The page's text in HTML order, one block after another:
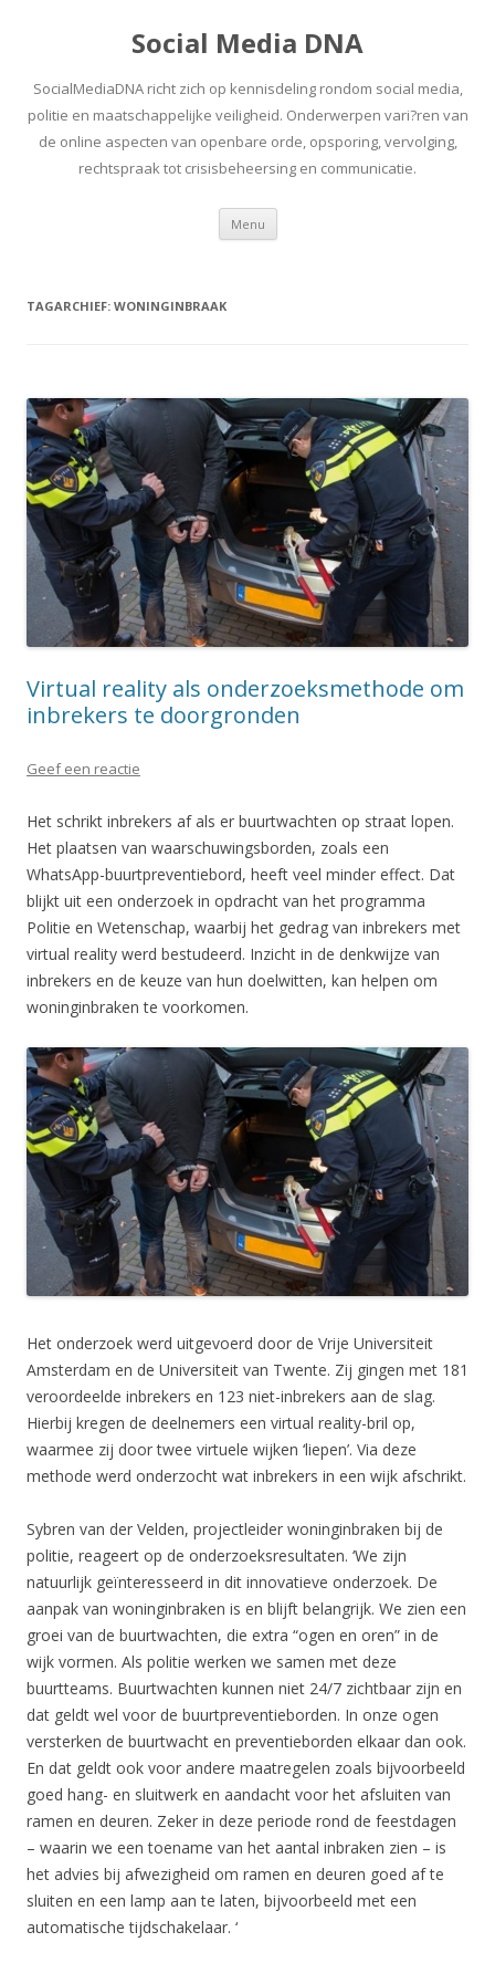
Social Media DNA
SocialMediaDNA richt zich op kennisdeling rondom social media,
politie en maatschappelijke veiligheid. Onderwerpen vari?ren van
de online aspecten van openbare orde, opsporing, vervolging,
rechtspraak tot crisisbeheersing en communicatie.
Menu Spring
inhoud
TAGARCHIEF: WONINGINBRAAK
Virtual reality als onderzoeksmethode om
inbrekers te doorgronden
Geef een reactie
Het schrikt inbrekers af als er buurtwachten op straat lopen.
Het plaatsen van waarschuwingsborden, zoals een
WhatsApp-buurtpreventiebord, heeft veel minder effect. Dat
blijkt uit een onderzoek in opdracht van het programma
Politie en Wetenschap, waarbij het gedrag van inbrekers met
virtual reality werd bestudeerd. Inzicht in de denkwijze van
inbrekers en de keuze van hun doelwitten, kan helpen om
woninginbraken te voorkomen.
Het onderzoek werd uitgevoerd door de Vrije Universiteit
Amsterdam en de Universiteit van Twente. Zij gingen met 181
veroordeelde inbrekers en 123 niet-inbrekers aan de slag.
Hierbij kregen de deelnemers een virtual reality-bril op,
waarmee zij door twee virtuele wijken ‘liepen’. Via deze
methode werd onderzocht wat inbrekers in een wijk afschrikt.
Sybren van der Velden, projectleider woninginbraken bij de
politie, reageert op de onderzoeksresultaten. ‘We zijn
natuurlijk geïnteresseerd in dit innovatieve onderzoek. De
aanpak van woninginbraken is en blijft belangrijk. We zien een
groei van de buurtwachten, die extra “ogen en oren” in de
wijk vormen. Als politie werken we samen met deze
buurtteams. Buurtwachten kunnen niet 24/7 zichtbaar zijn en
dat geldt wel voor de buurtpreventieborden. In onze ogen
versterken de buurtwacht en preventieborden elkaar dan ook.
En dat geldt ook voor andere maatregelen zoals bijvoorbeeld
goed hang- en sluitwerk en aandacht voor het afsluiten van
ramen en deuren. Zeker in deze periode rond de feestdagen
– waarin we een toename van het aantal inbraken zien – is
het advies bij afwezigheid om ramen en deuren goed af te
sluiten en een lamp aan te laten, bijvoorbeeld met een
automatische tijdschakelaar. ‘